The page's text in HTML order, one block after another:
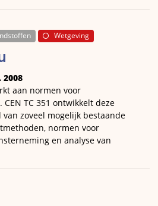
Wetgeving
2008
aan normen voor
TC 351 ontwikkelt deze
zoveel mogelijk bestaande
normen voor
en analyse van